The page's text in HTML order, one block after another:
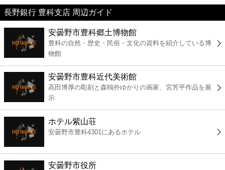
美容
コンビニ
薬局
エンタメ
レジャー
長野銀行 豊科支店 周辺ガイド
安曇野市豊科郷土博物館
豊科の自然・歴史・民俗・文化の資料を紹介している博
物館
安曇野市豊科近代美術館
高田博厚の彫刻と森鴎外ゆかりの画家、宮芳平作品を展
示
ホテル紫山荘
安曇野市豊科4301にあるホテル
安曇野市役所